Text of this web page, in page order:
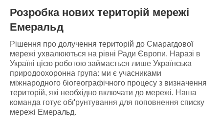
Розробка нових територій мережі
Емеральд
Рішення про долучення територій до Смарагдової
мережі ухвалюються на рівні Ради Європи. Наразі в
Україні цією роботою займається лише Українська
природоохоронна група: ми є учасниками
міжнародного біогеографічного процесу з визначення
територій, які необхідно включати до мережі. Наша
команда готує обґрунтування для поповнення списку
мережі Емеральд.